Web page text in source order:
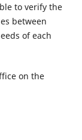
to verify the
between
of each
on the